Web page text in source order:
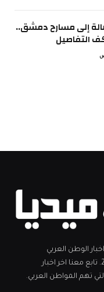
إلى مسارح دمشق..
التفاصيل
الوطن العربي
والشرق الأوسط والعالم، تأسست عام 2002. تابع معنا اخر اخبار
تهم المواطن العربي.